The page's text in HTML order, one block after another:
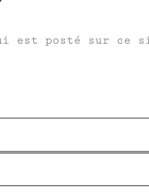
est posté sur ce